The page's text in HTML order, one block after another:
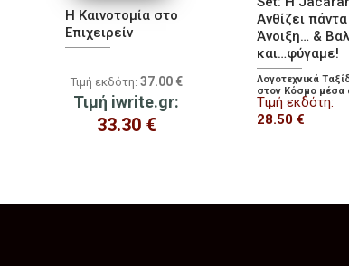
Η Καινοτομία στο
Επιχειρείν
Τιμή εκδότη: 37.00 €
Τιμή iwrite.gr:
33.30 €
Ανθίζει
Άνοιξη… &
και…φύγαμε!
Λογοτεχνικά
στον Κόσμο μέσα
τις εμπειρίες της
Καλύτερης
Τιμή εκδότη:
28.50€